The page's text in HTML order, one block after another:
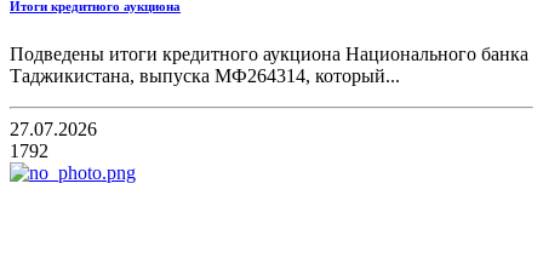
Итоги кредитного аукциона
Подведены итоги кредитного аукциона Национального банка
Таджикистана, выпуска МФ264314, который...
27.07.2026
1792